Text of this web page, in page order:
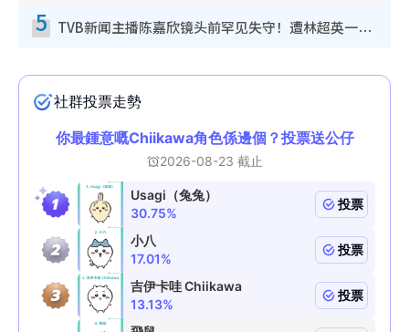
5 TVB新闻主播陈嘉欣镜头前罕见失守！遭林超英一句话突袭吓坏当场大笑